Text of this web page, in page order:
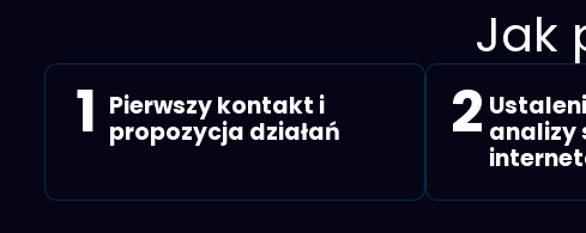
Jak
1 Pierwszy kontakt i
propozycja działań
2 analizy